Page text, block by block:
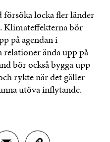
locka fler länder
Klimateffekterna bör
på agendan i
ända upp på
bör också bygga upp
rykte när det gäller
utöva inflytande.